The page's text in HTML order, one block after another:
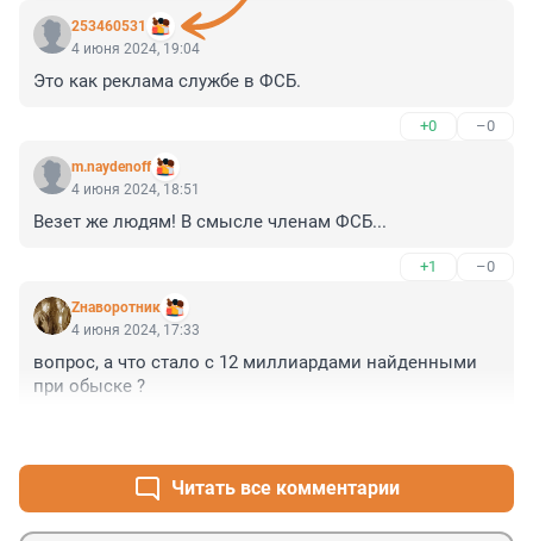
253460531
4 июня 2024, 19:04
Это как реклама службе в ФСБ.
+0 –0
m.naydenoff
4 июня 2024, 18:51
Везет же людям! В смысле членам ФСБ...
+1 –0
Zнаворотник
4 июня 2024, 17:33
вопрос, а что стало с 12 миллиардами найденными
при обыске ?
Читать все комментарии